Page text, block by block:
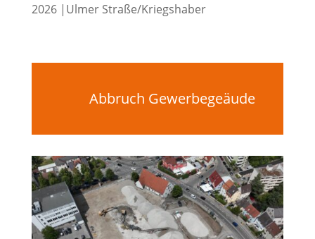
2026 |Ulmer Straße/Kriegshaber
Abbruch Gewerbegeäude